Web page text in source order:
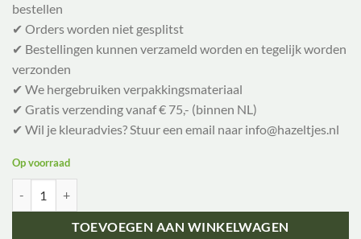
bestellen
✔ Orders worden niet gesplitst
✔ Bestellingen kunnen verzameld worden en tegelijk worden
verzonden
✔ We hergebruiken verpakkingsmateriaal
✔ Gratis verzending vanaf € 75,- (binnen NL)
✔ Wil je kleuradvies? Stuur een email naar info@hazeltjes.nl
Op voorraad
TOEVOEGEN AAN WINKELWAGEN